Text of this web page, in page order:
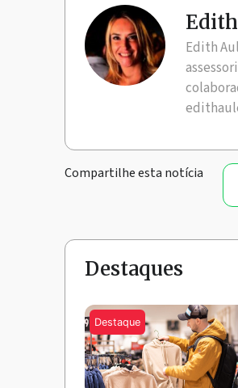
Edith
Compartilhe esta notícia
Destaques